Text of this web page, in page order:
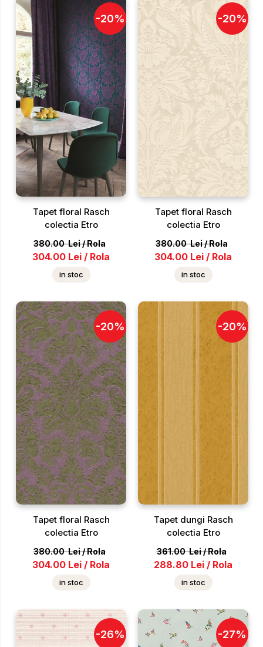
-20%
Tapet floral Rasch
colectia Etro
380.00 Lei/Rola
304.00 Lei / Rola
in stoc
-20%
Tapet floral Rasch
colectia Etro
380.00 Lei/Rola
304.00 Lei / Rola
in stoc
-20%
Tapet floral Rasch
colectia Etro
380.00 Lei/Rola
304.00 Lei / Rola
in stoc
-20%
Tapet dungi Rasch
colectia Etro
361.00 Lei/Rola
288.80 Lei / Rola
in stoc
-26% -27%